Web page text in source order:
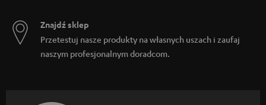
Znajdź sklep
Przetestuj nasze produkty na własnych uszach i zaufaj
naszym profesjonalnym doradcom.